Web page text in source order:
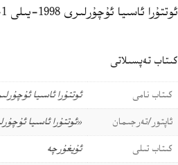
ئوتتۇرا ئاسىيا ئۇچۇرلىرى 1998-يىلى 1-سان
كىتاب تەپسىلاتى
كىتاب نامى
ئوتتۇرا ئاسىيا ئۇچۇرلىرى 1998-
ئاپتور/تەرجىمان
«ئوتتۇرا ئاسىيا
كىتاب تىلى
ئۇيغۇرچە